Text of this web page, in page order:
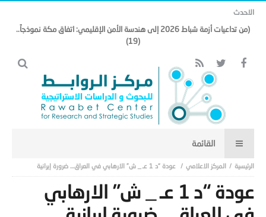
الاحدث
(من تداعيات أزمة شباط 2026 إلى هندسة الأمن الإقليمي: اتفاق مكة نموذجاً..
(19)
المركز الاعلامي عودة “د 1 عـ _ ش” الارهابي في العراق… ضرورة إيرانية
عودة “د 1 عـ _ ش” الارهابي